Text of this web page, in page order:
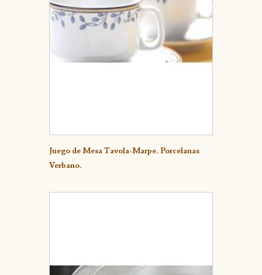
Detalle
Juego de Mesa Tavola-Marpe. Porcelanas
Verbano.